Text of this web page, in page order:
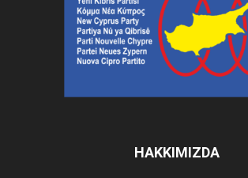
HAKKIMIZDA